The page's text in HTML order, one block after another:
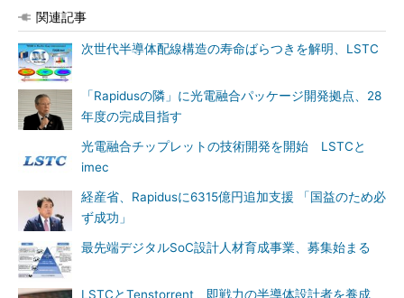
関連記事
次世代半導体配線構造の寿命ばらつきを解明、LSTC
「Rapidusの隣」に光電融合パッケージ開発拠点、28
年度の完成目指す
光電融合チップレットの技術開発を開始 LSTCと
imec
経産省、Rapidusに6315億円追加支援 「国益のため必
ず成功」
最先端デジタルSoC設計人材育成事業、募集始まる
LSTCとTenstorrent、即戦力の半導体設計者を養成